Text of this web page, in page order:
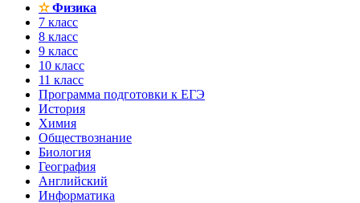
✫Физика
7 класс
8 класс
9 класс
10 класс
11 класс
Программа подготовки к ЕГЭ
История
Химия
Обществознание
Биология
География
Английский
Информатика